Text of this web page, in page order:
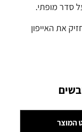
סדר מופתי.
את האייפון
המוצר